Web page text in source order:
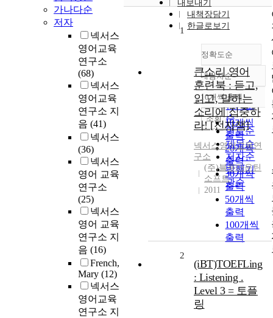
가나다순
저자
넥서스
영어교육
연구소
(68)
넥서스
영어교육
연구소 지
음 (41)
넥서스
(36)
넥서스
영어 교육
연구소
(25)
넥서스
영어 교육
연구소 지
음 (16)
French,
Mary (12)
넥서스
영어교육
연구소 지
내보내기
내책장담기
한글로보기
정확도순
정확도
순
인기도
순
연도순
제목순
저자순
발행기
관순
내림차순
내림차순
10개씩 출력
10개씩
출력
20개씩
출력
30개씩
출력
50개씩
출력
100개씩
출력
조회
1
큰소리 영어
훈련북 : 듣고,
읽고, 말하는
소리에 집중하
라! [전자책]
넥서스영어교육연
구소
(주)블루마운틴
소프트
2011
2
(iBT)TOEFLing
: Listening .
Level 3 = 토플
링